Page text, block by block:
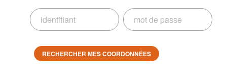
RECHERCHER MES COORDONNÉES